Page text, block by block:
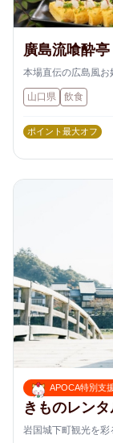
廣島流喰酔
本場直伝の広島風お
山口県 飲食
ポイント最大オフ
APOCA特別支
きものレン
岩国城下町観光を彩